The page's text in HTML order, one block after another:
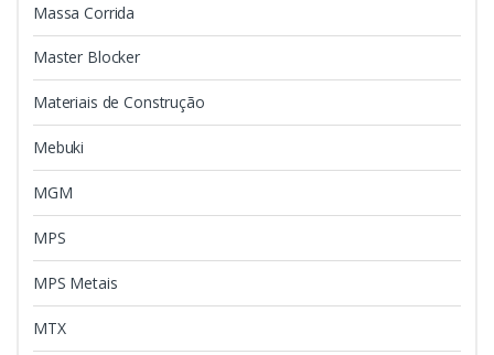
Massa Corrida
Master Blocker
Materiais de Construção
Mebuki
MGM
MPS
MPS Metais
MTX